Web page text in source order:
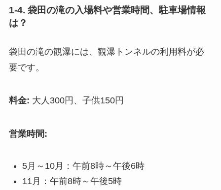
1-4. 袋田の滝の入場料や営業時間、駐車場情報
は？
袋田の滝の観瀑には、観瀑トンネルの利用料が必
要です。
料金: 大人300円、子供150円
営業時間:
5月～10月：午前8時～午後6時
11月：午前8時～午後5時